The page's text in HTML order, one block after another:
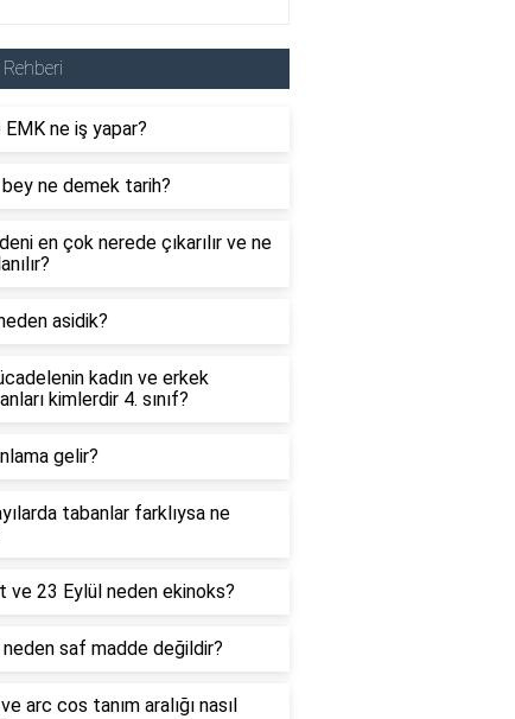
EMK ne iş yapar?
bey ne demek tarih?
en çok nerede çıkarılır ve ne
asidik?
kadın ve erkek
kimlerdir 4. sınıf?
gelir?
tabanlar farklıysa ne
ve 23 Eylül neden ekinoks?
saf madde değildir?
arc cos tanım aralığı nasıl